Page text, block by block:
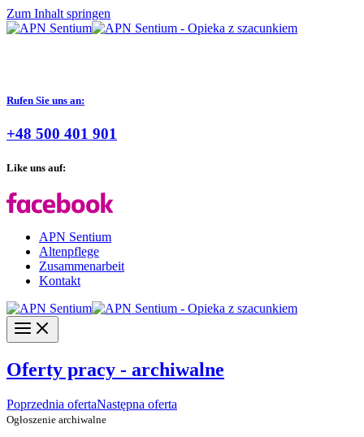
Zum Inhalt springen
Rufen Sie uns an:
+48 500 401 901
Like uns auf:
APN Sentium
Altenpflege
Zusammenarbeit
Kontakt
Oferty pracy - archiwalne
Poprzednia ofertaNastępna oferta
Ogłoszenie archiwalne